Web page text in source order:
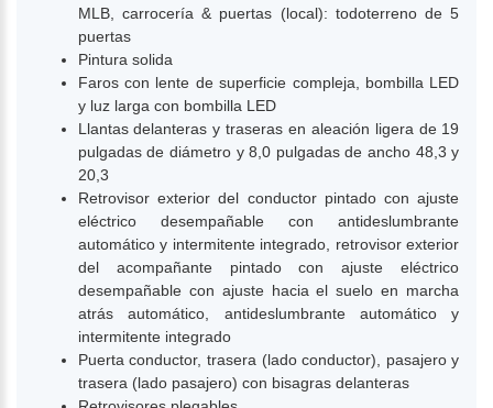
MLB, carrocería & puertas (local): todoterreno de 5
puertas
Pintura solida
Faros con lente de superficie compleja, bombilla LED
y luz larga con bombilla LED
Llantas delanteras y traseras en aleación ligera de 19
pulgadas de diámetro y 8,0 pulgadas de ancho 48,3 y
20,3
Retrovisor exterior del conductor pintado con ajuste
eléctrico desempañable con antideslumbrante
automático y intermitente integrado, retrovisor exterior
del acompañante pintado con ajuste eléctrico
desempañable con ajuste hacia el suelo en marcha
atrás automático, antideslumbrante automático y
intermitente integrado
Puerta conductor, trasera (lado conductor), pasajero y
trasera (lado pasajero) con bisagras delanteras